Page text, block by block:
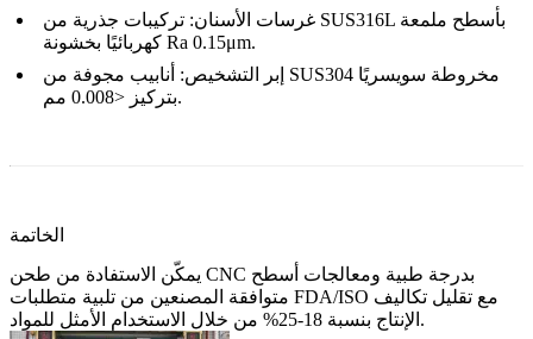
غرسات الأسنان: تركيبات جذرية من SUS316L بأسطح ملمعة
كهربائيًا بخشونة Ra 0.15μm.
إبر التشخيص: أنابيب مجوفة من SUS304 مخروطة سويسريًا
بتركيز <0.008 مم.
الخاتمة
يمكّن الاستفادة من طحن CNC بدرجة طبية ومعالجات أسطح
متوافقة المصنعين من تلبية متطلبات FDA/ISO مع تقليل تكاليف
الإنتاج بنسبة 18-25% من خلال الاستخدام الأمثل للمواد.